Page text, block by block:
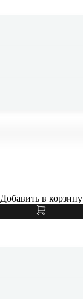
Добавить в корзину